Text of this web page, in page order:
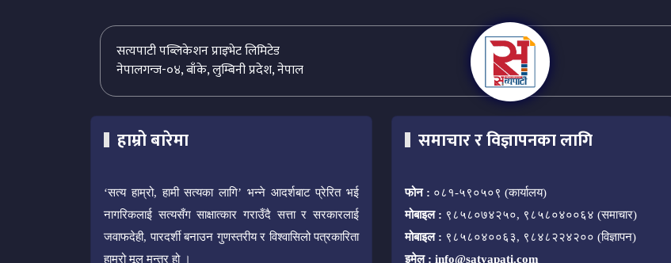
सत्यपाटी पब्लिकेशन प्राइभेट लिमिटेड
नेपालगन्ज-०४, बाँके, लुम्बिनी प्रदेश, नेपाल
हाम्रो बारेमा
‘सत्य हाम्रो, हामी सत्यका लागि’ भन्ने आदर्शबाट प्रेरित भई
नागरिकलाई सत्यसँग साक्षात्कार गराउँदै सत्ता र सरकारलाई
जवाफदेही, पारदर्शी बनाउन गुणस्तरीय र विश्वासिलो पत्रकारिता
हाम्रो मूल मन्त्र हो ।
समाचार र विज्ञापनका लागि
फोन : ०८१-५९०५०९ (कार्यालय)
मोबाइल : ९८५८०७४२५०, ९८५८०४००६४ (समाचार)
मोबाइल : ९८५८०४००६३, ९८४८२२४२०० (विज्ञापन)
इमेल : info@satyapati.com